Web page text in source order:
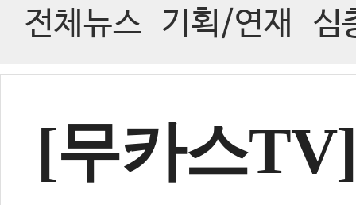
전체뉴스 기획/연재 심
[무카스